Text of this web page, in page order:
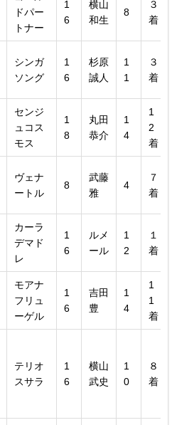
ドパー
トナー
1
6
横山
和生
8
３
着
シンガ
ソング
1
6
杉原
誠人
1
1
３
着
センジ
ュコス
モス
1
8
丸田
恭介
1
4
1
2
着
ヴェナ
ートル
8
武藤
雅
4
７
着
カーラ
デマド
レ
1
6
ルメ
ール
1
2
１
着
モアナ
フリュ
ーゲル
1
6
吉田
豊
1
4
1
1
着
テリオ
スサラ
1
6
横山
武史
1
0
８
着